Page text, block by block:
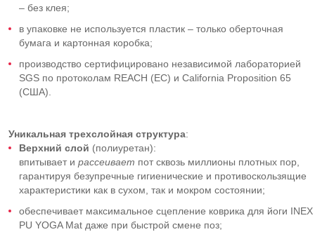
– без клея;
в упаковке не используется пластик – только оберточная
бумага и картонная коробка;
производство сертифицировано независимой лабораторией
SGS по протоколам REACH (ЕС) и California Proposition 65
(США).
Уникальная трехслойная структура:
Верхний слой (полиуретан):
впитывает и рассеивает пот сквозь миллионы плотных пор,
гарантируя безупречные гигиенические и противоскользящие
характеристики как в сухом, так и мокром состоянии;
обеспечивает максимальное сцепление коврика для йоги INEX
PU YOGA Mat даже при быстрой смене поз;